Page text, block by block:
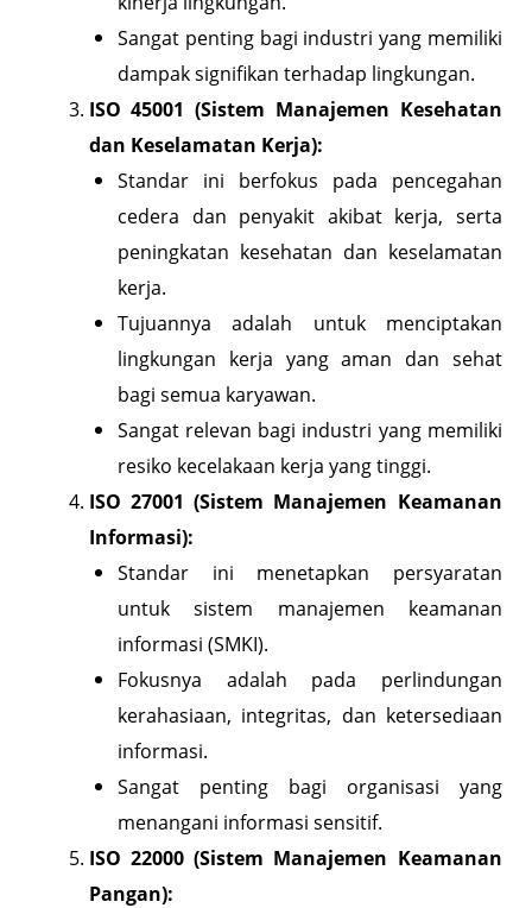
Sangat penting bagi industri yang memiliki
dampak signifikan terhadap lingkungan.
ISO 45001 (Sistem Manajemen Kesehatan
dan Keselamatan Kerja):
Standar ini berfokus pada pencegahan
cedera dan penyakit akibat kerja, serta
peningkatan kesehatan dan keselamatan
kerja.
Tujuannya adalah untuk menciptakan
lingkungan kerja yang aman dan sehat
bagi semua karyawan.
Sangat relevan bagi industri yang memiliki
resiko kecelakaan kerja yang tinggi.
ISO 27001 (Sistem Manajemen Keamanan
Informasi):
Standar ini menetapkan persyaratan
untuk sistem manajemen keamanan
informasi (SMKI).
Fokusnya adalah pada perlindungan
kerahasiaan, integritas, dan ketersediaan
informasi.
Sangat penting bagi organisasi yang
menangani informasi sensitif.
ISO 22000 (Sistem Manajemen Keamanan
Pangan):